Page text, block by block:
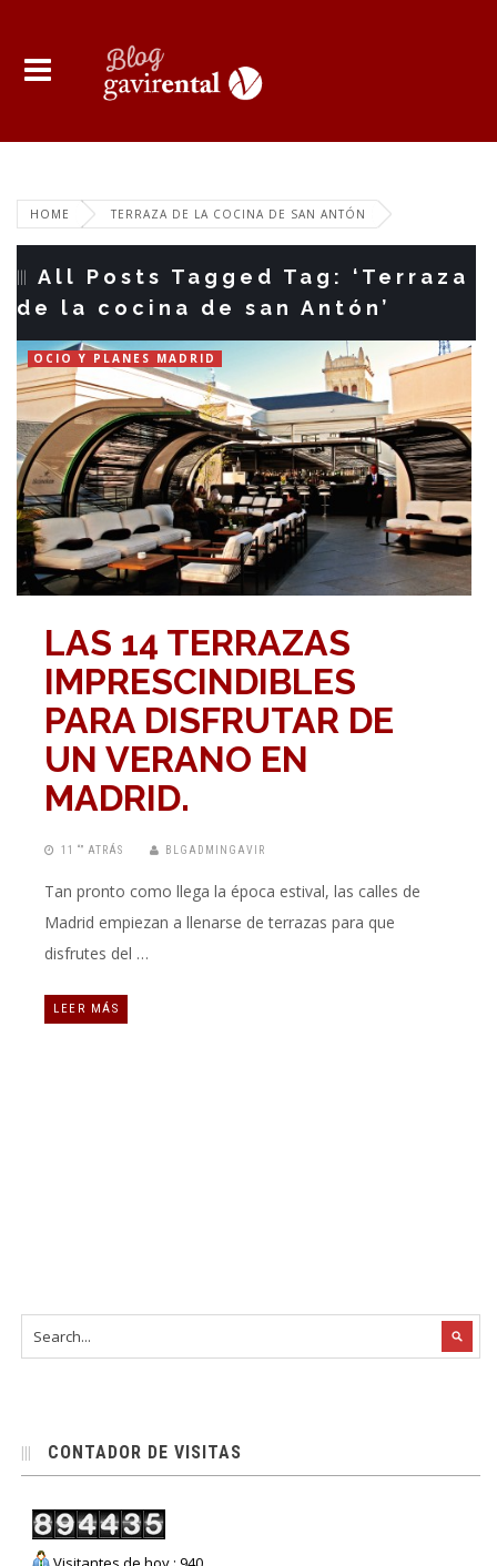
HOME TERRAZA DE LA COCINA DE SAN ANTÓN
All Posts Tagged Tag: ‘Terraza
de la cocina de san Antón’
OCIO Y PLANES MADRID
LAS 14 TERRAZAS
IMPRESCINDIBLES
PARA DISFRUTAR DE
UN VERANO EN
MADRID.
11 “” ATRÁS BLGADMINGAVIR
Tan pronto como llega la época estival, las calles de
Madrid empiezan a llenarse de terrazas para que
disfrutes del …
LEER MÁS
CONTADOR DE VISITAS